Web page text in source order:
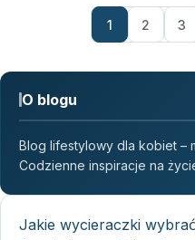
1 2 3
O blogu
Blog lifestylowy dla kobiet –
Codzienne inspiracje na
Jakie wycieraczki